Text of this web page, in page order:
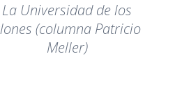
La Universidad de los
(columna Patricio
Meller)